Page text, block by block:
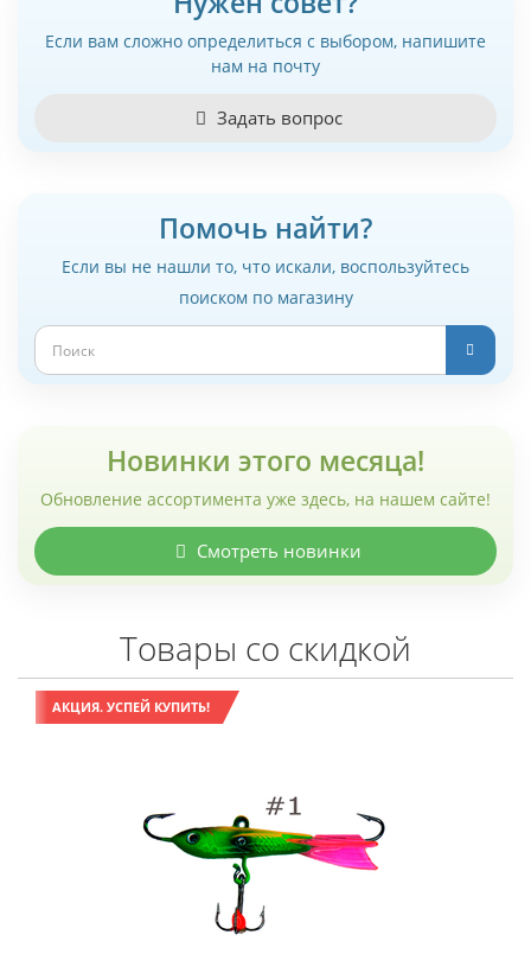
Если вам сложно определиться с выбором, напишите
нам на почту
Задать вопрос
Помочь найти?
Если вы не нашли то, что искали, воспользуйтесь
поиском по магазину
Новинки этого месяца!
Обновление ассортимента уже здесь, на нашем сайте!
Смотреть новинки
Товары со скидкой
АКЦИЯ. УСПЕЙ КУПИТЬ!